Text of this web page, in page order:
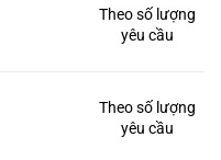
Theo số lượng
yêu cầu
Theo số lượng
yêu cầu